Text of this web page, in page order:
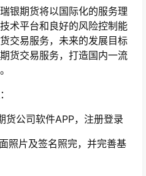
期货将以国际化的服务理
术平台和良好的风险控制能
交易服务，未来的发展目标
货交易服务，打造国内一流
公司软件APP，注册登录
片及签名照完，并完善基